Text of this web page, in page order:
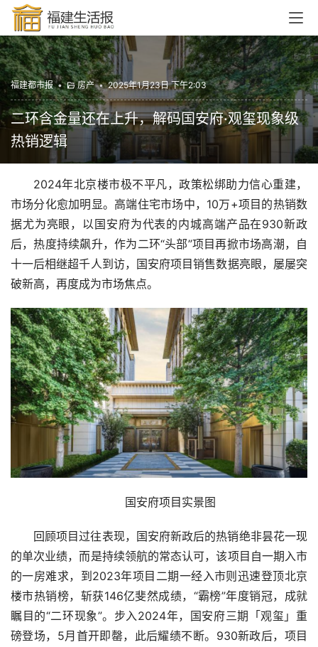
福建都市报 • 房产 • 2025年1月23日 下午2:03
二环含金量还在上升，解码国安府·观玺现象级
热销逻辑
2024年北京楼市极不平凡，政策松绑助力信心重建，
市场分化愈加明显。高端住宅市场中，10万+项目的热销数
据尤为亮眼，以国安府为代表的内城高端产品在930新政
后，热度持续飙升，作为二环“头部”项目再掀市场高潮，自
十一后相继超千人到访，国安府项目销售数据亮眼，屡屡突
破新高，再度成为市场焦点。
国安府项目实景图
回顾项目过往表现，国安府新政后的热销绝非昙花一现
的单次业绩，而是持续领航的常态认可，该项目自一期入市
的一房难求，到2023年项目二期一经入市则迅速登顶北京
楼市热销榜，斩获146亿斐然成绩，“霸榜”年度销冠，成就
瞩目的“二环现象”。步入2024年，国安府三期「观玺」重
磅登场，5月首开即罄，此后耀绩不断。930新政后，项目